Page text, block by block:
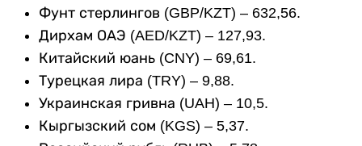
Фунт стерлингов (GBP/KZT) – 632,56.
Дирхам ОАЭ (AED/KZT) – 127,93.
Китайский юань (CNY) – 69,61.
Турецкая лира (TRY) – 9,88.
Украинская гривна (UAH) – 10,5.
Кыргызский сом (KGS) – 5,37.